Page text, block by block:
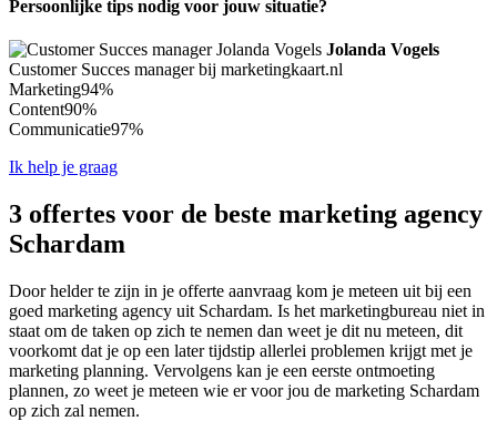
Persoonlijke tips nodig voor jouw situatie?
Jolanda Vogels
Customer Succes manager bij marketingkaart.nl
Marketing94%
Content90%
Communicatie97%
Ik help je graag
3 offertes voor de beste marketing agency
Schardam
Door helder te zijn in je offerte aanvraag kom je meteen uit bij een
goed marketing agency uit Schardam. Is het marketingbureau niet in
staat om de taken op zich te nemen dan weet je dit nu meteen, dit
voorkomt dat je op een later tijdstip allerlei problemen krijgt met je
marketing planning. Vervolgens kan je een eerste ontmoeting
plannen, zo weet je meteen wie er voor jou de marketing Schardam
op zich zal nemen.